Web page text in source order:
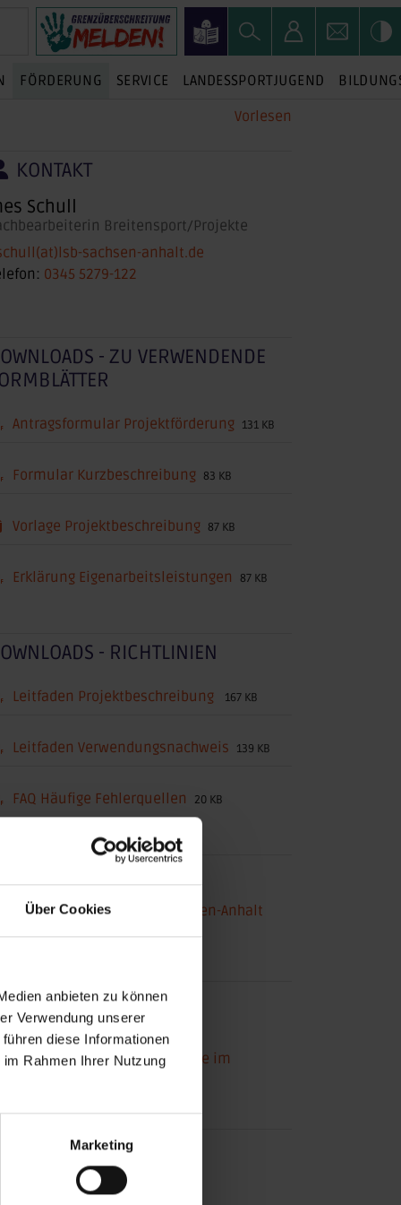
Über Cookies
anbieten zu können
Verwendung unserer
diese Informationen
Rahmen Ihrer Nutzung
Marketing
FÖRDERUNG SERVICE LANDESSPORTJUGEND
Vorlesen
KONTAKT
Schull
Breitensport/Projekte
sachsen-anhalt.de
0345 5279-122
- ZU VERWENDENDE
Antragsformular Projektförderung 131 KB
Formular Kurzbeschreibung 83 KB
Vorlage Projektbeschreibung 87 KB
Erklärung Eigenarbeitsleistungen 87 KB
- RICHTLINIEN
Leitfaden Projektbeschreibung 167 KB
Leitfaden Verwendungsnachweis 139 KB
FAQ Häufige Fehlerquellen 20 KB
Sportförderung LOTTO Sachsen-Anhalt
Weitere Förderungen
LINKS
Sportfördergesetz
Richtlinie Förderung Projekte im
SEITE TEILEN